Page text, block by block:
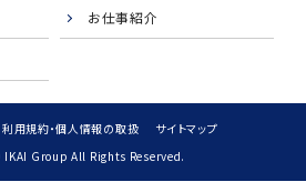
お仕事紹介
利用規約・個人情報の取扱
サイトマップ
Group All Rights Reserved.